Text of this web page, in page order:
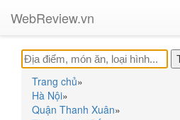
WebReview.vn
Trang chủ»
Hà Nội»
Quận Thanh Xuân»